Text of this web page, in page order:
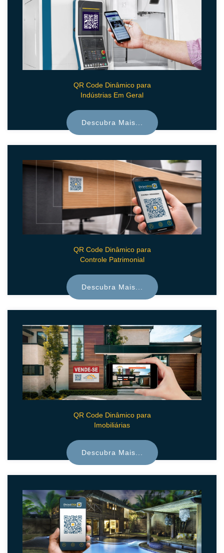
QR Code Dinâmico para
Indústrias Em Geral
Descubra Mais...
QR Code Dinâmico para
Controle Patrimonial
Descubra Mais...
QR Code Dinâmico para
Imobiliárias
Descubra Mais...